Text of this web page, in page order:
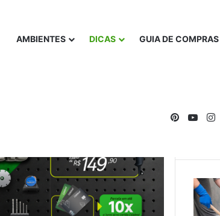
AMBIENTES DICAS GUIA DE COMPRAS
Pinterest